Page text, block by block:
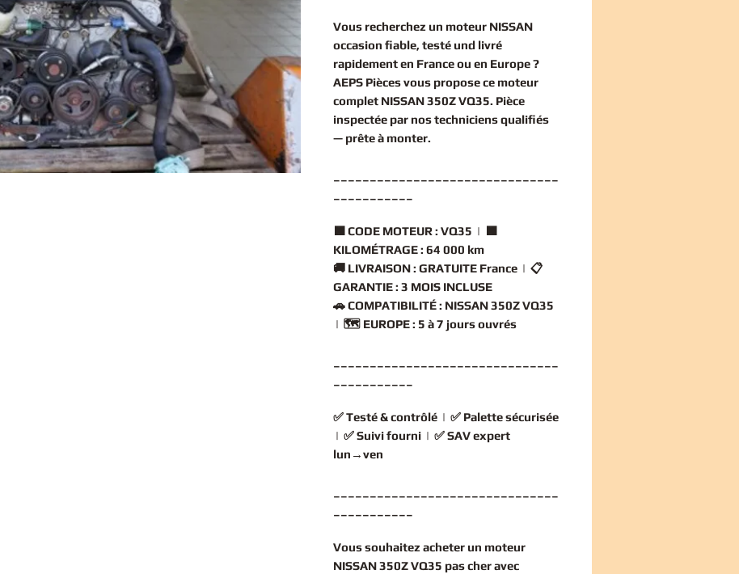
Vous recherchez un moteur NISSAN
occasion fiable, testé und livré
rapidement en France ou en Europe ?
AEPS Pièces vous propose ce moteur
complet NISSAN 350Z VQ35. Pièce
inspectée par nos techniciens qualifiés
— prête à monter.
🟧CODE MOTEUR : VQ35 | 🟧
KILOMÉTRAGE : 64 000 km
🚚 LIVRAISON : GRATUITE France | 📋
GARANTIE : 3 MOIS INCLUSE
🚗COMPATIBILITÉ : NISSAN 350Z VQ35
| 🗺️ EUROPE : 5 à 7 jours ouvrés
✅Testé & contrôlé | ✅ Palette sécurisée
| ✅Suivi fourni | ✅SAV expert
lun→ven
Vous souhaitez acheter un moteur
NISSAN 350Z VQ35 pas cheravec